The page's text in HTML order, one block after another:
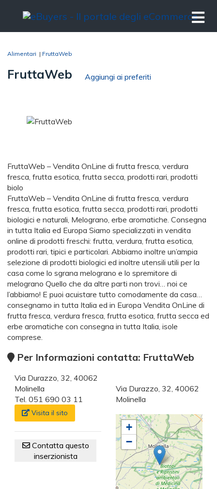
Alimentari | FruttaWeb
FruttaWeb Aggiungi ai preferiti
FruttaWeb – Vendita OnLine di frutta fresca, verdura
fresca, frutta esotica, frutta secca, prodotti rari, prodotti
biolo
FruttaWeb – Vendita OnLine di frutta fresca, verdura
fresca, frutta esotica, frutta secca, prodotti rari, prodotti
biologici e naturali, Melograno, erbe aromatiche. Consegna
in tutta Italia ed Europa Siamo specializzati in vendita
online di prodotti freschi: frutta, verdura, frutta esotica,
prodotti rari, tipici e particolari. Abbiamo inoltre un’ampia
selezione di prodotti biologici ed inoltre utensili utili per la
casa come lo sgrana melograno e lo spremitore di
melograno Quello che da altre parti non trovi… noi ce
l’abbiamo! E puoi acuistare tutto comodamente da casa…
consegnamo in tutta Italia ed in Europa Vendita OnLine di
frutta fresca, verdura fresca, frutta esotica, frutta secca ed
erbe aromatiche con consegna in tutta Italia, isole
comprese.
Per Informazioni contatta: FruttaWeb
Via Durazzo, 32, 40062
Molinella
Tel. 051 690 03 11
Visita il sito
Contatta questo
inserzionista
Via Durazzo, 32, 40062
Molinella
+
−